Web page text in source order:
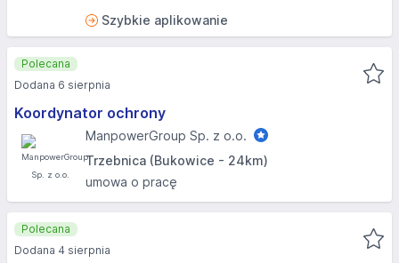
Szybkie aplikowanie
Koordynator ochrony
ManpowerGroup Sp. z o.o.
Trzebnica (Bukowice - 24km)
umowa o pracę
Polecana
Dodana 6 sierpnia
Polecana
Dodana 4 sierpnia